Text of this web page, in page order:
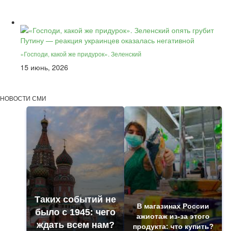
«Господи, какой же придурок». Зеленский
15 июнь, 2026
НОВОСТИ СМИ
Таких событий не
было с 1945: чего
ждать всем нам?
В магазинах России
ажиотаж из-за этого
продукта: что купить?